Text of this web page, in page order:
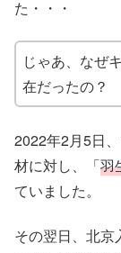
た・・・
じゃあ、なぜ
在だったの？
2022年2月5日
材に対し、「羽
ていました。
その翌日、北京